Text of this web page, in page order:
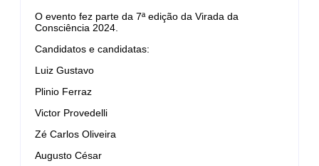
O evento fez parte da 7ª edição da Virada da
Consciência 2024.
Candidatos e candidatas:
Luiz Gustavo
Plinio Ferraz
Victor Provedelli
Zé Carlos Oliveira
Augusto César